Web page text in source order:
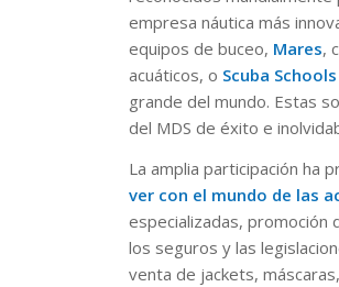
empresa náutica más
equipos de buceo, Mares,
acuáticos, o Scuba
grande del mundo. Estas
del MDS de éxito e
La amplia participación ha
ver con el mundo de las
especializadas,
los seguros y las
venta de jackets,